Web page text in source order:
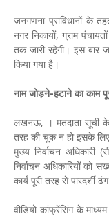
जनगणना प्राविधानों के
नगर निकायों, ग्राम
तक जारी रहेगी। इस बार
किया गया है।
नाम जोड़ने-हटाने का काम
लखनऊ, । मतदाता सूची के
तरह की चूक न हो इसके
मुख्य निर्वाचन अधिकारी
निर्वाचन अधिकारियों को
कार्य पूरी तरह से पारदर्शी
वीडियो कांफ्रेंसिंग के